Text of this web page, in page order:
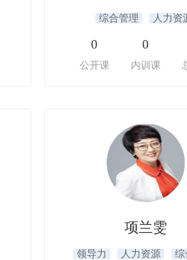
综合管理 人力资
0
公开课
0
内训课
项兰雯
领导力 人力资源 综